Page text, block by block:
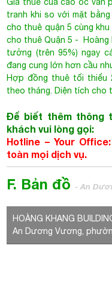
Để biết thêm thông
khách vui lòng gọi:
Hotline – Your
toàn mọi dịch vụ.
F. Bản đồ- An
HOÀNG KHANG
An Dương Vương,